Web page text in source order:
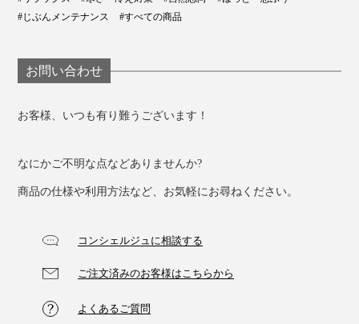
さりげなくさくらんぼの刺繍が施されているカバー生地
は、オーガニックコットン素材。
オーガニック・テキスタイルの 世界基準である「GOTS
#じぶんメンテナンス
#すべての商品
お問い合わせ
お客様、いつも有り難うございます！
なにかご不明な点などありませんか?
商品の仕様や利用方法など、お気軽にお尋ねください。
コンシェルジュに相談する
ご注文済みのお客様はこちらから
よくあるご質問